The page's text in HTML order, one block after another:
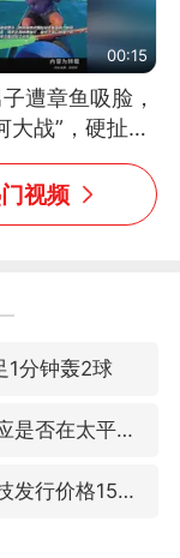
00:15
遭章鱼吸脸，
大战”，硬扯加
才挣脱
视频
1分钟轰2球
中方回应是否在太平洋海底开采稀土
宇树科技发行价格150.80元/股